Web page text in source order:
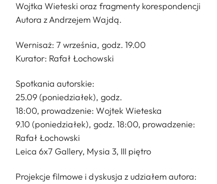
Wojtka Wieteski oraz fragmenty korespondencji
Autora z Andrzejem Wajdą.
Wernisaż: 7 września, godz. 19.00
Kurator: Rafał Łochowski
Spotkania autorskie:
25.09 (poniedziałek), godz.
18:00, prowadzenie: Wojtek Wieteska
9.10 (poniedziałek), godz. 18:00, prowadzenie:
Rafał Łochowski
Leica 6x7 Gallery, Mysia 3, III piętro
Projekcje filmowe i dyskusja z udziałem autora: